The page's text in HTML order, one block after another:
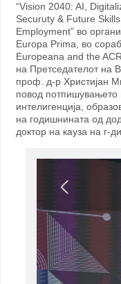
“Vision 2040: AI,
Securuty & Future
Employment” во
Europa Prima, во
Europeana and the
на Претседателот на
проф. д-р Христијан
повод потпишувањето
интелигенција,
на годишнината од
доктор на кауза на г-